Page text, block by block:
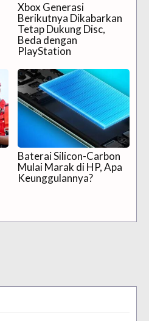
Xbox Generasi
Berikutnya Dikabarkan
Tetap Dukung Disc,
Beda dengan
PlayStation
Baterai Silicon-Carbon
Mulai Marak di HP, Apa
Keunggulannya?